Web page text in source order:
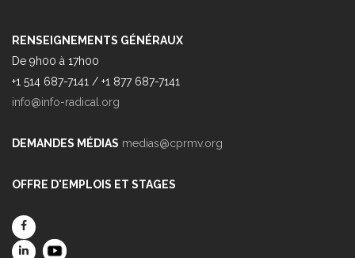
RENSEIGNEMENTS GÉNÉRAUX
De 9h00 à 17h00
+1 514 687-7141 / +1 877 687-7141
info@info-radical.org
DEMANDES MÉDIAS medias@cprmv.org
OFFRE D'EMPLOIS ET STAGES